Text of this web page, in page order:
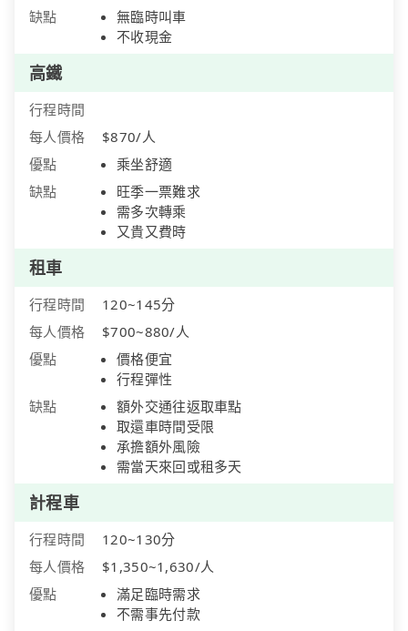
缺點
無臨時叫車
不收現金
高鐵
行程時間
每人價格
$870/人
優點
乘坐舒適
缺點
旺季一票難求
需多次轉乘
又貴又費時
租車
行程時間
120~145分
每人價格
$700~880/人
優點
價格便宜
行程彈性
缺點
額外交通往返取車點
取還車時間受限
承擔額外風險
需當天來回或租多天
計程車
行程時間
120~130分
每人價格
$1,350~1,630/人
優點
滿足臨時需求
不需事先付款